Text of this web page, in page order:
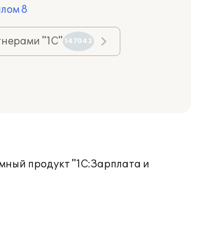
8
"1С" 147043
продукт "1С:Зарплата и